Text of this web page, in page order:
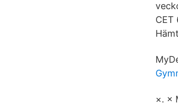
CET
×. ×